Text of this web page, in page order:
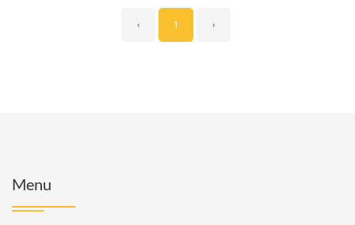
‹ 1 ›
Menu